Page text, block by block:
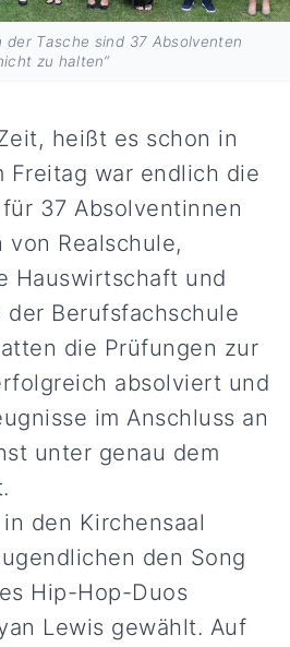
Tasche sind 37 Absolventen
zu halten“
heißt es schon in
Freitag war endlich die
37 Absolventinnen
Realschule,
Hauswirtschaft und
der Berufsfachschule
die Prüfungen zur
absolviert und
im Anschluss an
unter genau dem
den Kirchensaal
den Song
Hip-Hop-Duos
Lewis gewählt. Auf